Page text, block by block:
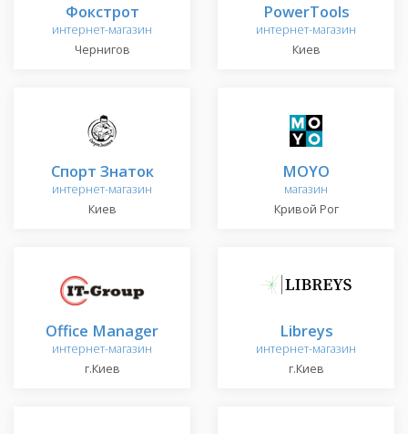
Фокстрот
интернет-магазин
Чернигов
PowerTools
интернет-магазин
Киев
Спорт Знаток
интернет-магазин
Киев
MOYO
магазин
Кривой Рог
Office Manager
интернет-магазин
г.Киев
Libreys
интернет-магазин
г.Киев